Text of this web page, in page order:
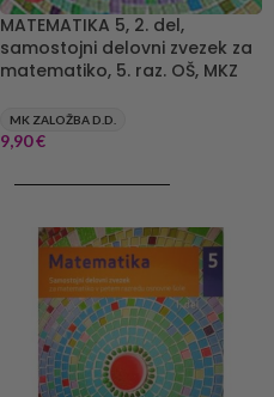
MATEMATIKA 5, 2. del,
samostojni delovni zvezek za
matematiko, 5. raz. OŠ, MKZ
MK ZALOŽBA D.D.
9,90€